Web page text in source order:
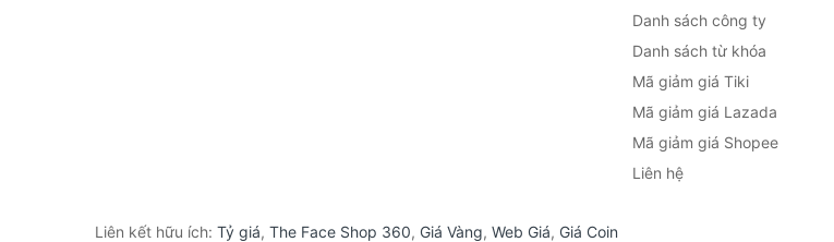
Danh sách công ty
Danh sách từ khóa
Mã giảm giá Tiki
Mã giảm giá Lazada
Mã giảm giá Shopee
Liên hệ
Liên kết hữu ích: Tỷ giá, The Face Shop 360, Giá Vàng, Web Giá, Giá Coin